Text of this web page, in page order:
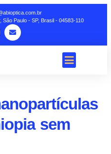
São Paulo - SP, Brasil - 04583-110
sem